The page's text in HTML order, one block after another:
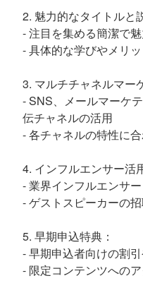
2. 魅力的なタイトルと
- 注目を集める簡潔で
- 具体的な学びやメリ
3. マルチチャネルマー
- SNS、メールマーケ
伝チャネルの活用
- 各チャネルの特性に
4. インフルエンサー活
- 業界インフルエンサ
- ゲストスピーカーの
5. 早期申込特典：
- 早期申込者向けの割
- 限定コンテンツへの